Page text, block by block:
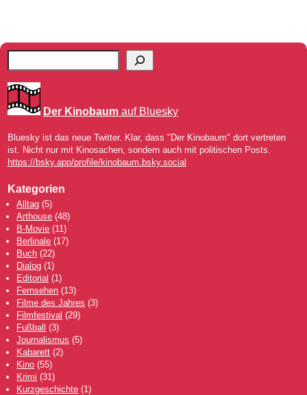
Der Kinobaum auf Bluesky
Bluesky ist das neue Twitter. Klar, dass "Der Kinobaum" dort vertreten
ist. Nicht nur mit Kinosachen, sondern auch mit politischen Posts.
https://bsky.app/profile/kinobaum.bsky.social
Kategorien
Alltag (5)
Arthouse (48)
B-Movie (11)
Berlinale (17)
Buch (22)
Dialog (1)
Editorial (1)
Fernsehen (13)
Filme des Jahres (3)
Filmfestival (29)
Fußball (3)
Journalismus (5)
Kabarett (2)
Kino (55)
Krimi (31)
Kurzgeschichte (1)